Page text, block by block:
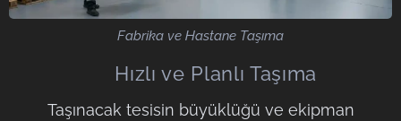
Fabrika ve Hastane Taşıma
🚀 Hızlı ve Planlı Taşıma
Taşınacak tesisin büyüklüğü ve ekipman